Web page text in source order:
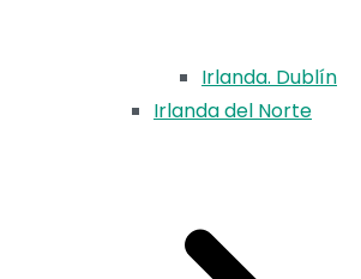
Irlanda. Dublín
Irlanda del Norte